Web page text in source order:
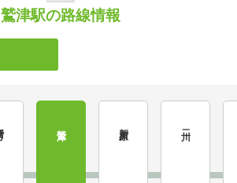
鷲津駅の路線情報